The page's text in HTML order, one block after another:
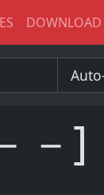
DOWNLOAD
－]